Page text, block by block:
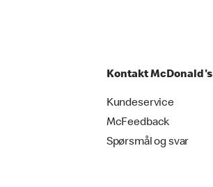
Kontakt McDonald's
Kundeservice
McFeedback
Spørsmål og svar